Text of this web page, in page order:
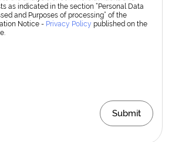
as indicated in the section “Personal Data
and Purposes of processing” of the
Notice - Privacy Policy published on the
Submit